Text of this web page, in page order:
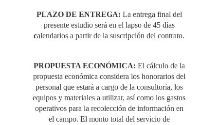
PLAZO DE ENTREGA: La entrega final del
presente estudio será en el lapso de 45 días
calendarios a partir de la suscripción del contrato.
PROPUESTA ECONÓMICA: El cálculo de la
propuesta económica considera los honorarios del
personal que estará a cargo de la consultoría, los
equipos y materiales a utilizar, así como los gastos
operativos para la recolección de información en
el campo. El monto total del servicio de